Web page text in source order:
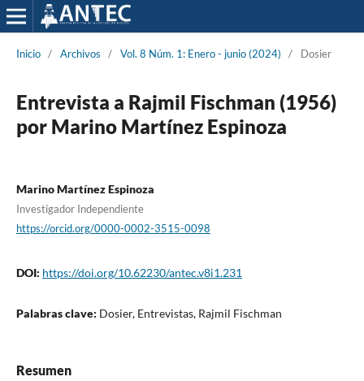
Inicio / Archivos / Vol. 8 Núm. 1: Enero - junio (2024) / Dosier
Entrevista a Rajmil Fischman (1956)
por Marino Martínez Espinoza
Marino Martínez Espinoza
Investigador Independiente
https://orcid.org/0000-0002-3515-0098
DOI: https://doi.org/10.62230/antec.v8i1.231
Palabras clave: Dosier, Entrevistas, Rajmil Fischman
Resumen